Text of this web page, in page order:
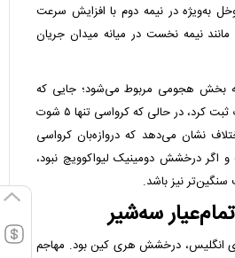
به‌ویژه در نیمه دوم با افزایش سرعت
مانند نیمه نخست در میانه میدان جریان
به بخش هجومی مربوط می‌شود؛ جایی که
انگلیس ۱۱ شوت در چارچوب ثبت کرد، در حالی که کرواسی تنها ۵ شوت
نشان می‌دهد که دروازه‌بان کرواسی
و اگر درخشش دومینیک لیواکوویچ نبود،
نیز باشد.
سه‌شیر
انگلیس، درخشش هری کین بود. مهاجم